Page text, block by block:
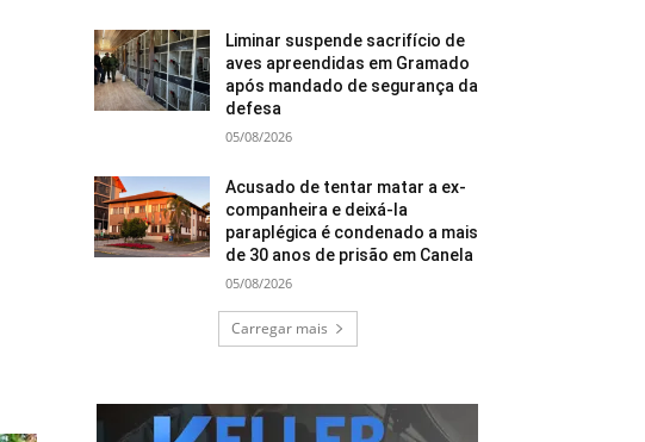
Liminar suspende sacrifício de
aves apreendidas em Gramado
após mandado de segurança da
defesa
05/08/2026
Acusado de tentar matar a ex-
companheira e deixá-la
paraplégica é condenado a mais
de 30 anos de prisão em Canela
05/08/2026
Carregar mais